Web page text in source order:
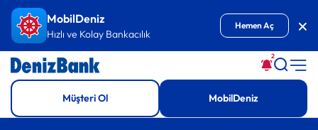
İçeriğe GitMobilDeniz
Hızlı ve Kolay Bankacılık
Hemen Aç
2
Müşteri Ol MobilDeniz